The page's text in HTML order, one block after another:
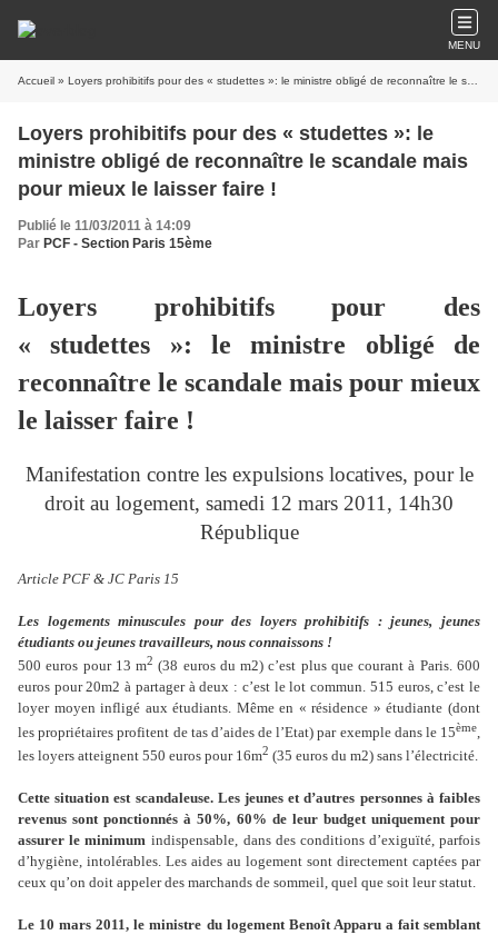
MENU
Accueil » Loyers prohibitifs pour des « studettes »: le ministre obligé de reconnaître le scandale mais pour mieux le laisser faire !
Loyers prohibitifs pour des « studettes »: le
ministre obligé de reconnaître le scandale mais
pour mieux le laisser faire !
Publié le 11/03/2011 à 14:09
Par PCF - Section Paris 15ème
Loyers prohibitifs pour des
« studettes »: le ministre obligé de
reconnaître le scandale mais pour mieux
le laisser faire !
Manifestation contre les expulsions locatives, pour le
droit au logement, samedi 12 mars 2011, 14h30
République
Article PCF & JC Paris 15
Les logements minuscules pour des loyers prohibitifs : jeunes, jeunes
étudiants ou jeunes travailleurs, nous connaissons !
500 euros pour 13 m2 (38 euros du m2) c’est plus que courant à Paris. 600
euros pour 20m2 à partager à deux : c’est le lot commun. 515 euros, c’est le
loyer moyen infligé aux étudiants. Même en « résidence » étudiante (dont
les propriétaires profitent de tas d’aides de l’Etat) par exemple dans le 15ème
les loyers atteignent 550 euros pour 16m2 (35 euros du m2) sans l’électricité.
Cette situation est scandaleuse. Les jeunes et d’autres personnes à faibles
revenus sont ponctionnés à 50%, 60% de leur budget uniquement pour
assurer le minimum indispensable, dans des conditions d’exiguïté, parfois
d’hygiène, intolérables. Les aides au logement sont directement captées par
ceux qu’on doit appeler des marchands de sommeil, quel que soit leur statut.
Le 10 mars 2011, le ministre du logement Benoît Apparu a fait semblant